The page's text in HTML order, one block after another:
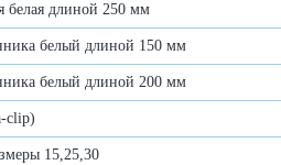
белая длиной 250 мм
белый длиной 150 мм
белый длиной 200 мм
clip)
15,25,30